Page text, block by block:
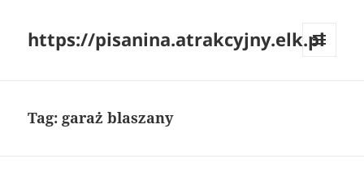
https://pisanina.atrakcyjny.elk.pl
Tag: garaż blaszany